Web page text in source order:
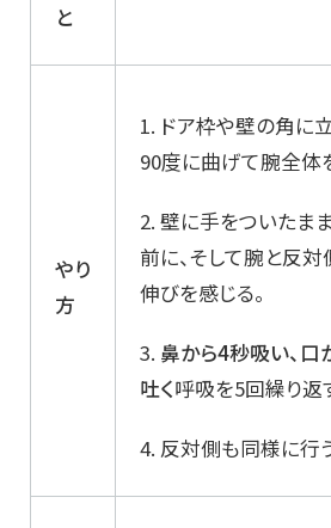
と
やり
方
1. ドア枠や壁の角に
90度に曲げて腕全体
2. 壁に手をついたま
前に、そして腕と反
伸びを感じる。
3. 鼻から4秒吸い、口
吐く呼吸を5回繰り返
4. 反対側も同様に行う